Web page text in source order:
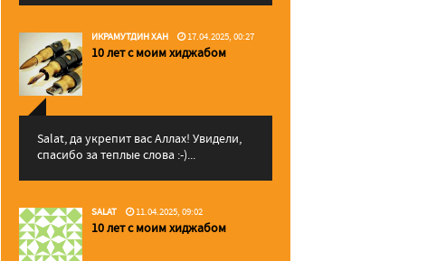
ИКРАМУТДИН ХАН 17.04.2025, 00:27
10 лет с моим хиджабом
Salat, да укрепит вас Аллаx! Увидели,
спасибо за теплые слова :-)...
SALAT 11.04.2025, 09:02
10 лет с моим хиджабом